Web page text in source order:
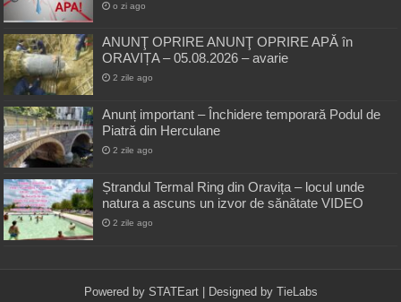
o zi ago
ANUNŢ OPRIRE ANUNŢ OPRIRE APĂ în
ORAVIȚA – 05.08.2026 – avarie
2 zile ago
Anunț important – Închidere temporară Podul de
Piatră din Herculane
2 zile ago
Ștrandul Termal Ring din Oravița – locul unde
natura a ascuns un izvor de sănătate VIDEO
2 zile ago
Powered by STATEart| Designed by TieLabs